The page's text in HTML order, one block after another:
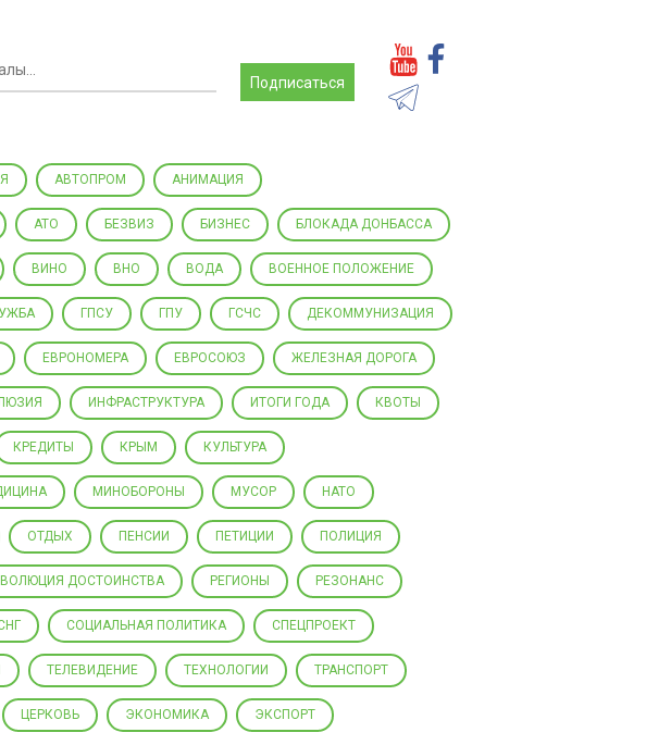
Подписаться
АВТОПРОМ АНИМАЦИЯ
АТО БЕЗВИЗ БИЗНЕС БЛОКАДА ДОНБАССА
ВИНО ВНО ВОДА ВОЕННОЕ ПОЛОЖЕНИЕ
ГПСУ ГПУ ГСЧС ДЕКОММУНИЗАЦИЯ
ЕВРОНОМЕРА ЕВРОСОЮЗ ЖЕЛЕЗНАЯ ДОРОГА
ИНФРАСТРУКТУРА ИТОГИ ГОДА КВОТЫ
КРЕДИТЫ КРЫМ КУЛЬТУРА
МИНОБОРОНЫ МУСОР НАТО
ОТДЫХ ПЕНСИИ ПЕТИЦИИ ПОЛИЦИЯ
ДОСТОИНСТВА РЕГИОНЫ РЕЗОНАНС
СОЦИАЛЬНАЯ ПОЛИТИКА СПЕЦПРОЕКТ
ТЕЛЕВИДЕНИЕ ТЕХНОЛОГИИ ТРАНСПОРТ
ЦЕРКОВЬ ЭКОНОМИКА ЭКСПОРТ